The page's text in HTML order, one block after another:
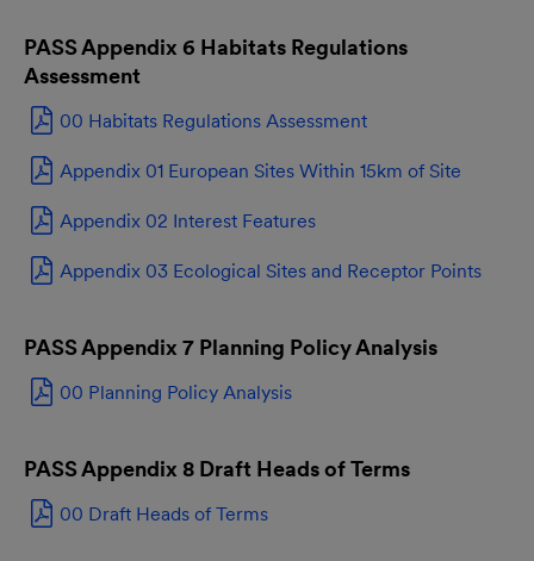
PASS Appendix 6 Habitats Regulations
Assessment
00 Habitats Regulations Assessment
Appendix 01 European Sites Within 15km of Site
Appendix 02 Interest Features
Appendix 03 Ecological Sites and Receptor Points
PASS Appendix 7 Planning Policy Analysis
00 Planning Policy Analysis
PASS Appendix 8 Draft Heads of Terms
00 Draft Heads of Terms